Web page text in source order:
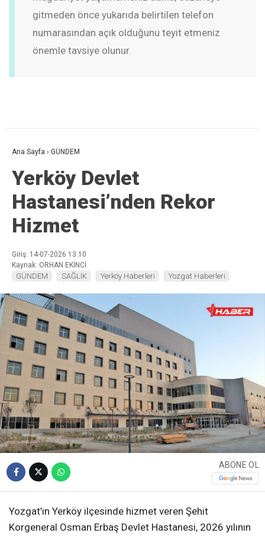
gitmeden önce yukarıda belirtilen telefon
numarasından açık olduğunu teyit etmeniz
önemle tavsiye olunur.
Ana Sayfa › GÜNDEM
Yerköy Devlet
Hastanesi’nden Rekor
Hizmet
Giriş: 14-07-2026 13:10
Kaynak: ORHAN EKİNCİ
GÜNDEM SAĞLIK Yerköy Haberleri Yozgat Haberleri
ABONE OL
Yozgat’ın Yerköy ilçesinde hizmet veren Şehit
Korgeneral Osman Erbaş Devlet Hastanesi, 2026 yılının